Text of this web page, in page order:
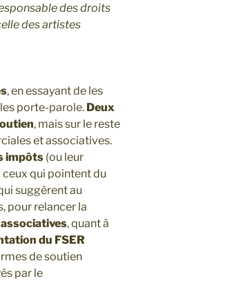
des droits
des artistes
, en essayant de les
porte-parole. Deux
, mais sur le reste
et associatives.
impôts (ou leur
ceux qui pointent du
suggèrent au
pour relancer la
, quant à
du FSER
de soutien
par le